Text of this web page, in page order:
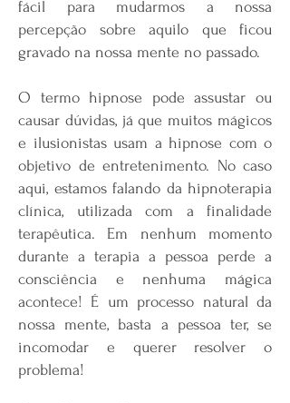
fácil para mudarmos a nossa
percepção sobre aquilo que ficou
gravado na nossa mente no passado.
O termo hipnose pode assustar ou
causar dúvidas, já que muitos mágicos
e ilusionistas usam a hipnose com o
objetivo de entretenimento. No caso
aqui, estamos falando da hipnoterapia
clínica, utilizada com a finalidade
terapêutica. Em nenhum momento
durante a terapia a pessoa perde a
consciência e nenhuma mágica
acontece! É um processo natural da
nossa mente, basta a pessoa ter, se
incomodar e querer resolver o
problema!